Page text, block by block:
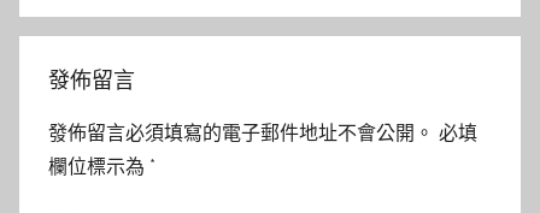
發佈留言
發佈留言必須填寫的電子郵件地址不會公開。 必填
欄位標示為 *